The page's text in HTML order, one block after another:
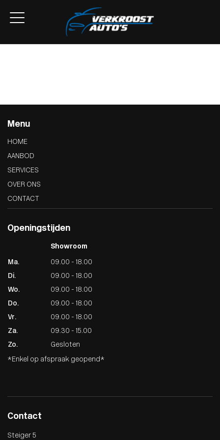
Aanbod
Over ons
Menu
HOME
AANBOD
SERVICES
OVER ONS
CONTACT
Openingstijden
Showroom
Ma.
09.00 - 18.00
Di.
09.00 - 18.00
Wo.
09.00 - 18.00
Do.
09.00 - 18.00
Vr.
09.00 - 18.00
Za.
09.30 - 15.00
Zo.
Gesloten
*Enkel op afspraak geopend*
Contact
Steiger 5